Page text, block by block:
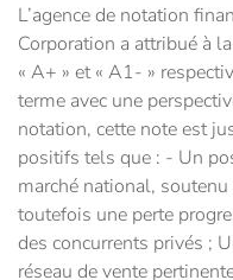
L’agence de notation
Corporation a attribué à
« A+ » et « A1- »
terme avec une
notation, cette note est
positifs tels que : - Un
marché national,
toutefois une perte
des concurrents privés ;
réseau de vente